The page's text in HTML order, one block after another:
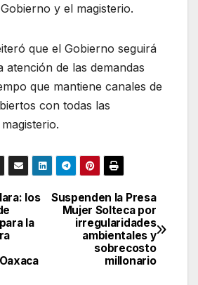
y el magisterio.
que el Gobierno seguirá
atención de las demandas
que mantiene canales de
con todas las
Suspenden la Presa
Mujer Solteca por
irregularidades
ambientales y
sobrecosto
millonario
los
la